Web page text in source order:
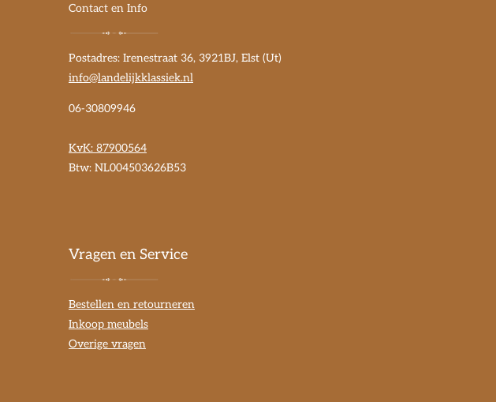
Contact en Info
Postadres: Irenestraat 36, 3921BJ, Elst (Ut)
info@landelijkklassiek.nl
06-30809946
KvK: 87900564
Btw: NL004503626B53
Vragen en Service
Bestellen en retourneren
Inkoop meubels
Overige vragen